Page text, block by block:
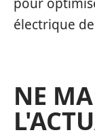
pour
électrique
NE